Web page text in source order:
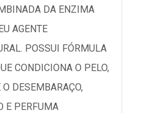
DA ENZIMA
AGENTE
POSSUI FÓRMULA
CONDICIONA O PELO,
DESEMBARAÇO,
E PERFUMA